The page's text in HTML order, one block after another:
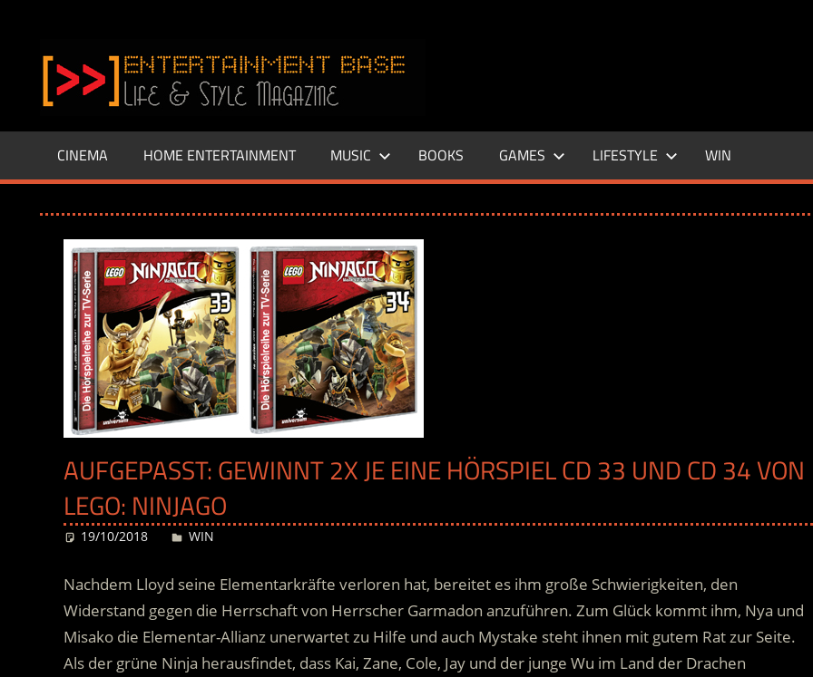
springen
–
LIFE
Base.de
CINEMA HOME ENTERTAINMENT MUSIC BOOKS GAMES LIFESTYLE WIN
AUFGEPASST: GEWINNT 2X JE EINE HÖRSPIEL CD 33 UND CD 34 VON
LEGO: NINJAGO
19/10/2018 Desiree
WIN
Nachdem Lloyd seine Elementarkräfte verloren hat, bereitet es ihm große Schwierigkeiten, den
Widerstand gegen die Herrschaft von Herrscher Garmadon anzuführen. Zum Glück kommt ihm, Nya und
Misako die Elementar-Allianz unerwartet zu Hilfe und auch Mystake steht ihnen mit gutem Rat zur Seite.
Als der grüne Ninja herausfindet, dass Kai, Zane, Cole, Jay und der junge Wu im Land der Drachen